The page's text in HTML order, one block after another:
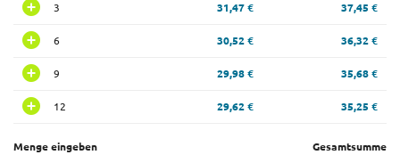
3 31,47 € 37,45 €
6 30,52 € 36,32 €
9 29,98 € 35,68 €
12 29,62 € 35,25 €
Menge eingeben Gesamtsumme